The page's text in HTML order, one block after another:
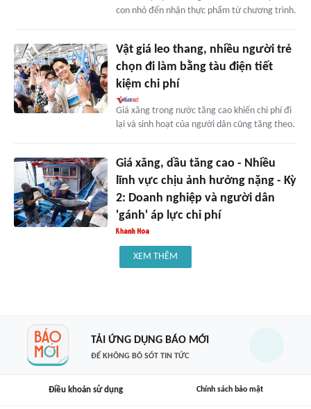
con nhỏ đến nhận thực phẩm từ chương trình.
Vật giá leo thang, nhiều người trẻ
chọn đi làm bằng tàu điện tiết
kiệm chi phí
Giá xăng trong nước tăng cao khiến chi phí đi
lại và sinh hoạt của người dân cũng tăng theo.
Giá xăng, dầu tăng cao - Nhiều
lĩnh vực chịu ảnh hưởng nặng - Kỳ
2: Doanh nghiệp và người dân
'gánh' áp lực chi phí
XEM THÊM
TẢI ỨNG DỤNG BÁO MỚI
ĐỂ KHÔNG BỎ SÓT TIN TỨC
Điều khoản sử dụng Chính sách bảo mật